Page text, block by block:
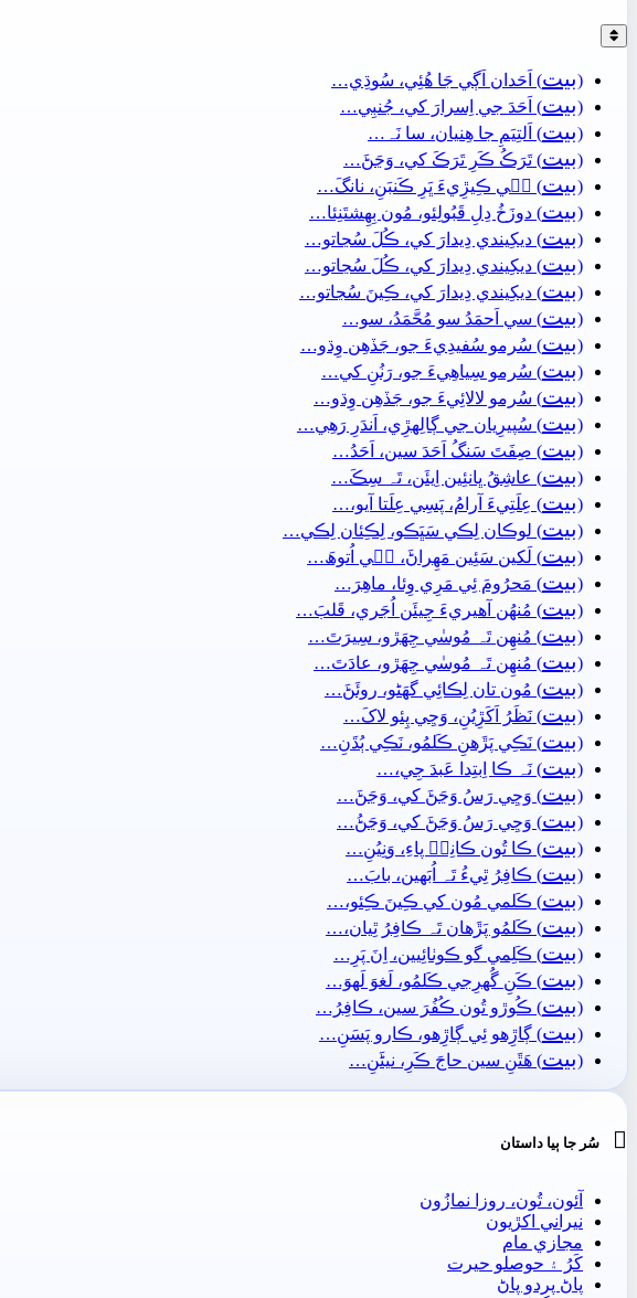
(بيت) اَحَدان اَڳي جَا ھُئِي، سُوڌِي…
(بيت) اَحَدَ جي اِسرارَ کي، جُنبِي…
(بيت) اَلتِيَمِ جا ھِنيان، سا نَہ…
(بيت) تَرَڪُ ڪَرِ تَرَڪَ کي، وَڃَڻَ…
(بيت) جٖي ڪِيڙِيءَ ڀَرِ ڪَنبَنِ، نانگَ…
(بيت) دوزَخُ دِلِ قَبُولِئو، مُون بِهِشتَنِئا…
(بيت) ديکِيندي دِيدارَ کي، ڪُلَ سُڃاتو…
(بيت) ديکِيندي دِيدارَ کي، ڪُلَ سُڃاتو…
(بيت) ديکِيندي دِيدارَ کي، ڪِينَ سُڃاتو…
(بيت) سي اَحمَدُ سو مُحَّمَدُ، سو…
(بيت) سُرمو سُفيدِيءَ جو، جَڏھِن وِڌو…
(بيت) سُرمو سِياھِيءَ جو، رَنُنِ کي…
(بيت) سُرمو لالائِيءَ جو، جَڏھِن وِڌو…
(بيت) سُپيرِيان جي ڳالِهڙِي، اَندَرِ رَھِي…
(بيت) صِفَتَ سَنگُ اَحَدَ سين، اَحَدُ…
(بيت) عاشِقُ ڀانئِين اِيئَن، تَہ سِڪَ…
(بيت) عِلَتِيءَ آرامُ، پَسِي عِلَتا آيو،…
(بيت) لوڪان لِڪي سَڀَڪو، لِڪِئان لِڪي…
(بيت) لَکين سَئِين مَھِراڻَ، جٖي اُتوھَ…
(بيت) مَحرُومَ ئِي مَرِي وِئا، ماھِرَ…
(بيت) مُنھُن آھيريءَ جِيئَن اُجَري، قَلبَ…
(بيت) مُنھِن تَہ مُوسٰي جِھَڙو، سِيرَتَ…
(بيت) مُنھِن تَہ مُوسٰي جِھَڙو، عادَتَ…
(بيت) مُون تان لِڪائِي گهَڻو، روئَڻَ…
(بيت) نَظَرُ اَکَڙِيُنِ، وَڃِي پِئو لاکَ…
(بيت) نَڪِي پَڙَهنِ ڪَلمُو، نَڪِي ٻُڌَنِ…
(بيت) نَہ ڪا اِبتِدا عَبدَ جِي،…
(بيت) وَڃِي رَسُ وَڃَڻَ کي، وَڃَڻَ…
(بيت) وَڃِي رَسُ وَڃَڻَ کي، وَڃَڻُ…
(بيت) ڪا تُون ڪانِيۡ پاءِ، وَنِيُنِ…
(بيت) ڪافِرُ ٿِيءُ تَہ اُبَھين، بابَ…
(بيت) ڪَلمي مُون کي ڪِينَ ڪِئو،…
(بيت) ڪَلمُو پَڙَهان تَہ ڪافِرُ ٿِيان،…
(بيت) ڪَلِمي گو ڪوٺائِيين، اِنَ پَرِ…
(بيت) ڪَنِ گُهرِجي ڪَلمُو، لَغوَ لَھوَ…
(بيت) ڪُوڙو تُون ڪُفُرَ سين، ڪافِرُ…
(بيت) ڳاڙِھو ئِي ڳاڙِھو، ڪارو پَسَنِ…
(بيت) ھَٿَنِ سين حاجَ ڪَرِ، نيڻَنِ…
 سُر جا ٻيا داستان
آئون، تُون، روزا نمازُون
نيراني اکڙيون
مجازي مام
کَرُ ۽ حوصلو حيرت
پاڻ پردو پاڻ